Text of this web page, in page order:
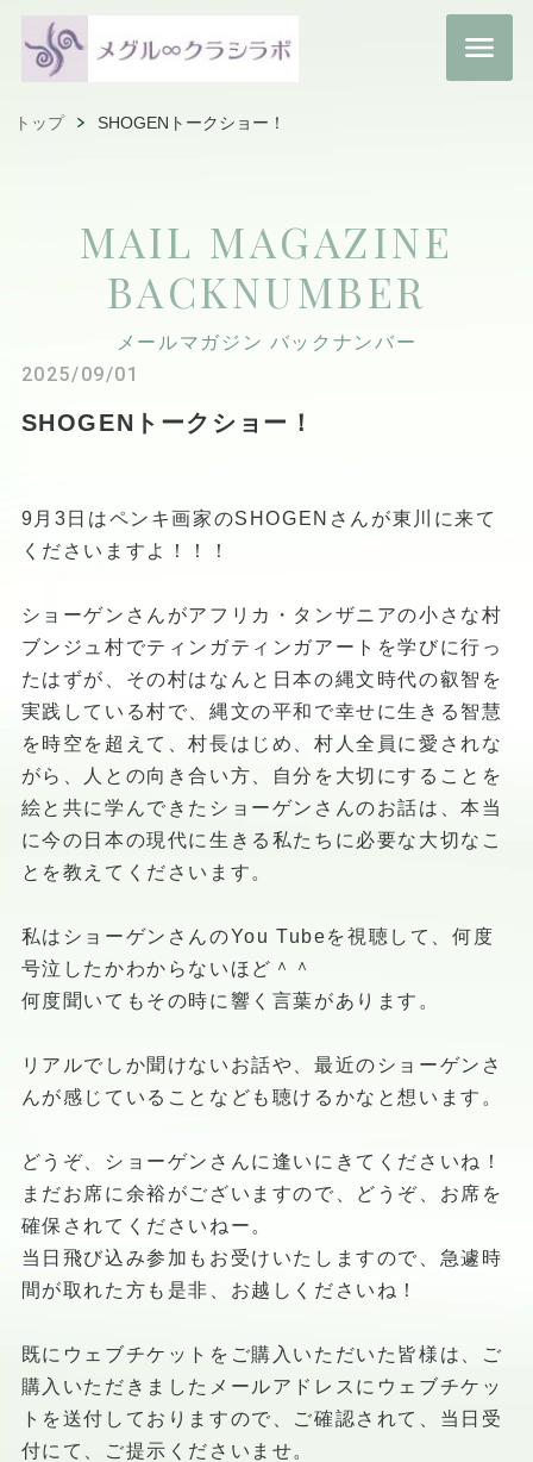
トップ SHOGENトークショー！
MAIL MAGAZINE
BACKNUMBER
メールマガジン バックナンバー
2025/09/01
SHOGENトークショー！
9月3日はペンキ画家のSHOGENさんが東川に来て
くださいますよ！！！
ショーゲンさんがアフリカ・タンザニアの小さな村
ブンジュ村でティンガティンガアートを学びに行っ
たはずが、その村はなんと日本の縄文時代の叡智を
実践している村で、縄文の平和で幸せに生きる智慧
を時空を超えて、村長はじめ、村人全員に愛されな
がら、人との向き合い方、自分を大切にすることを
絵と共に学んできたショーゲンさんのお話は、本当
に今の日本の現代に生きる私たちに必要な大切なこ
とを教えてくださいます。
私はショーゲンさんのYou Tubeを視聴して、何度
号泣したかわからないほど＾＾
何度聞いてもその時に響く言葉があります。
リアルでしか聞けないお話や、最近のショーゲンさ
んが感じていることなども聴けるかなと想います。
どうぞ、ショーゲンさんに逢いにきてくださいね！
まだお席に余裕がございますので、どうぞ、お席を
確保されてくださいねー。
当日飛び込み参加もお受けいたしますので、急遽時
間が取れた方も是非、お越しくださいね！
既にウェブチケットをご購入いただいた皆様は、ご
購入いただきましたメールアドレスにウェブチケッ
トを送付しておりますので、ご確認されて、当日受
付にて、ご提示くださいませ。